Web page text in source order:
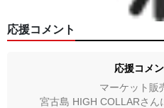
応援コメント
応援コメ
マーケット販
宮古島 HIGH COLLARさん